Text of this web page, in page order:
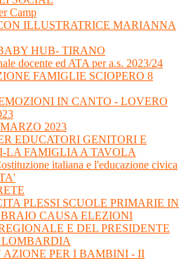
Camp
ILLUSTRATRICE MARIANNA
HUB- TIRANO
docente ed ATA per a.s. 2023/24
FAMIGLIE SCIOPERO 8
IN CANTO - LOVERO
2023
EDUCATORI GENITORI E
LA FAMIGLIA A TAVOLA
italiana e l'educazione civica
PLESSI SCUOLE PRIMARIE IN
CAUSA ELEZIONI
E DEL PRESIDENTE
AZIONE PER I BAMBINI - II